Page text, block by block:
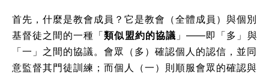
首先，什麼是教會成員？它是教會（全體成員）與個別
基督徒之間的一種「類似盟約的協議 」——即「多」與
「一」之間的協議。會眾（多）確認個人的認信，並同
意監督其門徒訓練；而個人（一）則順服會眾的確認與